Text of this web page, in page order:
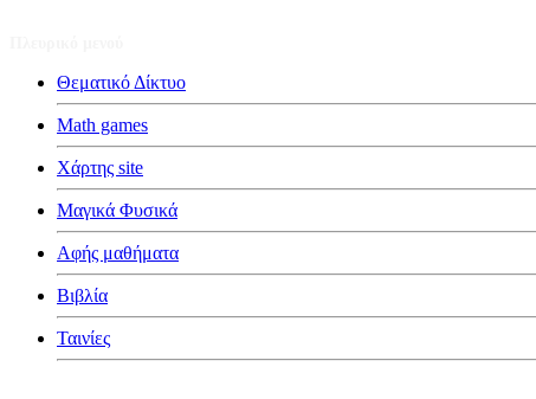
Θεματικό Δίκτυο
Math games
Χάρτης site
Μαγικά Φυσικά
Αφής μαθήματα
Βιβλία
Ταινίες